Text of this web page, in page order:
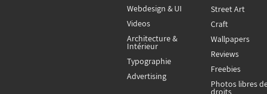
Webdesign & UI
Videos
Architecture &
Intérieur
Typographie
Advertising
Street Art
Craft
Wallpapers
Reviews
Freebies
Photos libres
droits